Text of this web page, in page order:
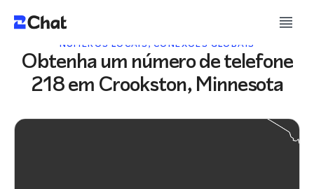
NÚMEROS LOCAIS, CONEXÕES GLOBAIS
Obtenha um número de telefone
218 em Crookston, Minnesota